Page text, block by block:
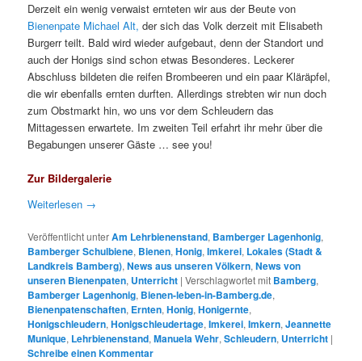
Derzeit ein wenig verwaist ernteten wir aus der Beute von
Bienenpate Michael Alt, der sich das Volk derzeit mit Elisabeth
Burgerr teilt. Bald wird wieder aufgebaut, denn der Standort und
auch der Honigs sind schon etwas Besonderes. Leckerer
Abschluss bildeten die reifen Brombeeren und ein paar Kläräpfel,
die wir ebenfalls ernten durften. Allerdings strebten wir nun doch
zum Obstmarkt hin, wo uns vor dem Schleudern das
Mittagessen erwartete. Im zweiten Teil erfahrt ihr mehr über die
Begabungen unserer Gäste … see you!
Zur Bildergalerie
Weiterlesen →
Veröffentlicht unterAm Lehrbienenstand, Bamberger Lagenhonig,
Bamberger Schulbiene, Bienen,Honig,Imkerei, Lokales (Stadt &
Landkreis Bamberg),News aus unseren Völkern,News von
unseren Bienenpaten, Unterricht |Verschlagwortet mit Bamberg,
Bamberger Lagenhonig, Bienen-leben-in-Bamberg.de,
Bienenpatenschaften, Ernten,Honig,Honigernte,
Honigschleudern,Honigschleudertage,Imkerei,Imkern,Jeannette
Munique, Lehrbienenstand,Manuela Wehr,Schleudern, Unterricht |
Schreibe einen Kommentar